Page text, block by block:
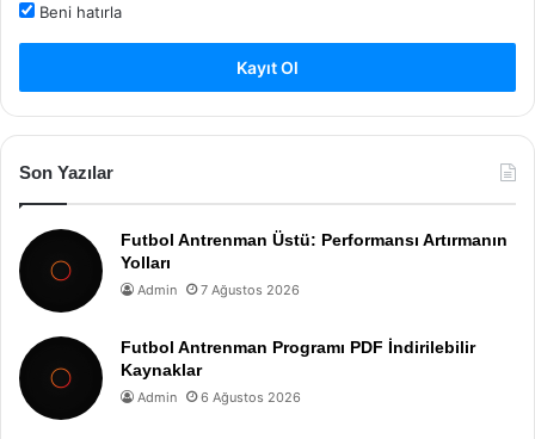
Beni hatırla
Kayıt Ol
Son Yazılar
Futbol Antrenman Üstü: Performansı Artırmanın
Yolları
Admin 7 Ağustos 2026
Futbol Antrenman Programı PDF İndirilebilir
Kaynaklar
Admin 6 Ağustos 2026